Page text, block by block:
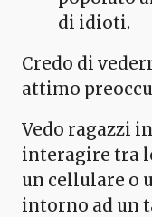
di idioti.
Credo di
attimo
Vedo ragazzi
interagire tra
un cellulare o
intorno ad un